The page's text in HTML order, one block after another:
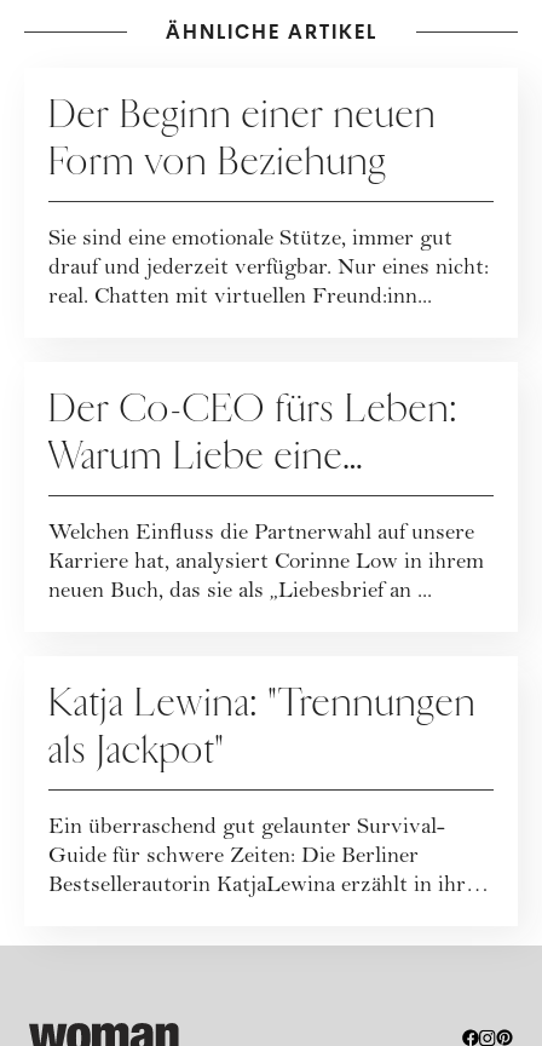
ÄHNLICHE ARTIKEL
Der Beginn einer neuen
Form von Beziehung
Sie sind eine emotionale Stütze, immer gut
drauf und jederzeit verfügbar. Nur eines nicht:
real. Chatten mit virtuellen Freund:inn...
Der Co-CEO fürs Leben:
Warum Liebe eine
Karriereentscheidung ist
Welchen Einfluss die Partnerwahl auf unsere
Karriere hat, analysiert Corinne Low in ihrem
neuen Buch, das sie als „Liebesbrief an ...
Katja Lewina: "Trennungen
als Jackpot"
Ein überraschend gut gelaunter Survival-
Guide für schwere Zeiten: Die Berliner
Bestsellerautorin KatjaLewina erzählt in ihrem